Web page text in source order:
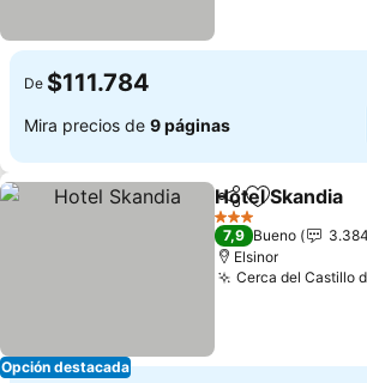
De $111.784
Mira precios de 9 páginas
Opción destacada
CompartirAgregar a
Hotel Skandia
3 Estrellas
7,9 Bueno
Elsinor
Cerca del Castillo